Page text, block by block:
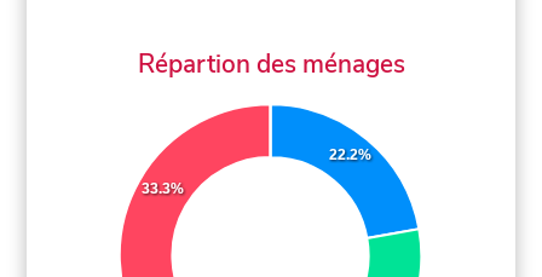
Répartion des ménages
22.2%
33.3%